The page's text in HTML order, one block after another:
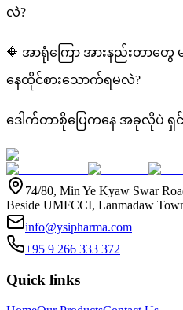
လဲ?
🔶 အာရုံကြော အားနည်းတာတွေ
နေထိုင်စားသောက်ရမလဲ?
ဒေါက်တာစိုပြေကနေ အခုလိုပဲ ရှင်
74/80, Min Ye Kyaw Swar
Beside UMFCCI, Lanmadaw
info@ysipharma.com
+95 9 266 333 372
Quick links